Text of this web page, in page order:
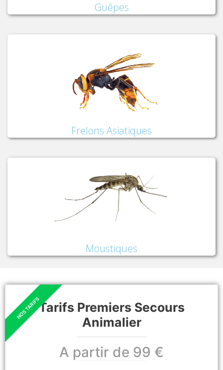
Guêpes
Frelons Asiatiques
Moustiques
Tarifs Premiers Secours
Animalier
A partir de 99 €